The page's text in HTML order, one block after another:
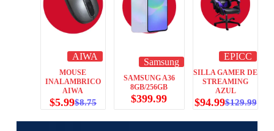
AIWA
MOUSE
INALAMBRICO
AIWA
$8.75
$5.99
Samsung
SAMSUNG A36
8GB/256GB
$399.99
EPICC
SILLA GAMER DE
STREAMING
AZUL
$129.99
$94.99